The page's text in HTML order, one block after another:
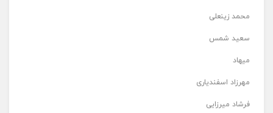
محمد زینعلی
سعید شمس
میهاد
مهرزاد اسفندیاری
فرشاد میرزایی